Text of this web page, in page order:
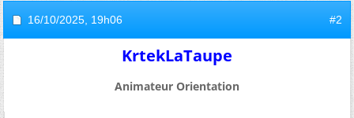
16/10/2025, 19h06 #2
KrtekLaTaupe
Animateur Orientation